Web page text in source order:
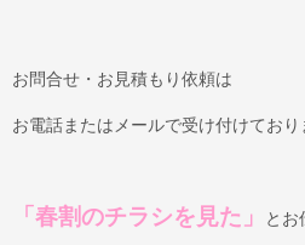
お問合せ・お見積もり依頼は
お電話またはメールで受け付けており
「春割のチラシを見た」 とお